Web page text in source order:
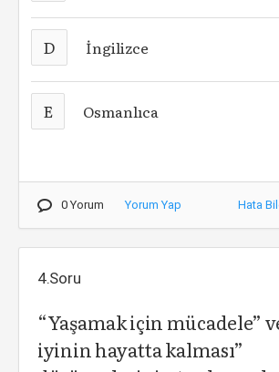
D İngilizce
E Osmanlıca
0 Yorum Yorum Yap Hata
4.Soru
“Yaşamak için mücadele”
iyinin hayatta kalması”